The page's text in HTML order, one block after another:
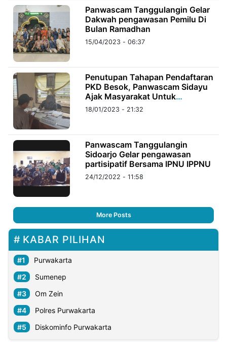
Panwascam Tanggulangin Gelar
Dakwah pengawasan Pemilu Di
Bulan Ramadhan
15/04/2023 - 06:37
Penutupan Tahapan Pendaftaran
PKD Besok, Panwascam Sidayu
Ajak Masyarakat Untuk
Mendaftar
18/01/2023 - 21:32
Panwascam Tanggulangin
Sidoarjo Gelar pengawasan
partisipatif Bersama IPNU IPPNU
24/12/2022 - 11:58
More Posts
KABAR PILIHAN
Purwakarta
Sumenep
Om Zein
Polres Purwakarta
Diskominfo Purwakarta